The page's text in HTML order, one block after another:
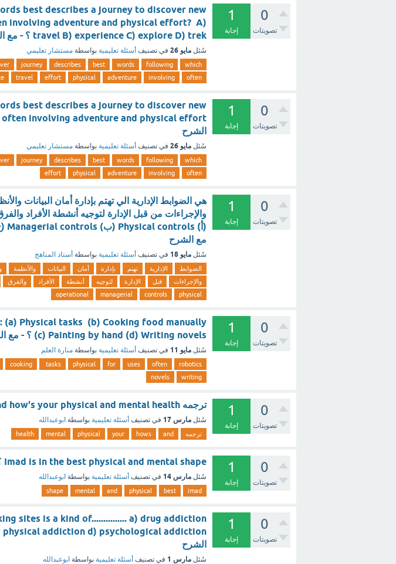
0
تصويتات
1
إجابة
best describes a journey to discover new
involving adventure and physical effort? A)
travel B) experience C) explore D) trek ؟ - مع الشرح
سُئل مايو 26 في تصنيف أسئلة تعليمية بواسطة مستشار تعليمي
which
following
words
best
describes
journey
often
involving
adventure
physical
effort
travel
0
تصويتات
1
إجابة
best describes a journey to discover new
الشرح
سُئل مايو 26 في تصنيف أسئلة تعليمية بواسطة مستشار تعليمي
which
following
words
best
describes
journey
often
involving
adventure
physical
effort
0
تصويتات
1
إجابة
هي الضوابط الإدارية الي تهتم بإدارة أمان البيانات
والإجراءات من قبل الإدارة لتوجيه أنشطة الأفراد
مع الشرح
سُئل مايو 18 في تصنيف أسئلة تعليمية بواسطة أستاذ المناهج
الضوابط الإدارية تهتم بإدارة أمان البيانات والأنظمة
والإجراءات
قبل الإدارة لتوجيه أنشطة الأفراد والفرق
physical
controls
managerial
operational
0
تصويتات
1
إجابة
Physical tasks (b) Cooking food manually
(c) Painting by hand (d) Writing novels ؟ - مع الشرح
سُئل مايو 11 في تصنيف أسئلة تعليمية بواسطة منارة العلم
robotics
often
uses
for
physical
tasks
cooking
writing
novels
0
تصويتات
1
إجابة
ترجمه and how's your physical and mental health ؟ - مع الشرح
سُئل مارس 17 في تصنيف أسئلة تعليمية بواسطة ابوعبدالله
ترجمه and
hows
your
physical
mental
health
0
تصويتات
1
إجابة
Imad is in the best physical and mental shape ؟ - مع الشرح
سُئل مارس 14 في تصنيف أسئلة تعليمية بواسطة ابوعبدالله
imad
best
physical
and
mental
shape
0
تصويتات
1
إجابة
sites is a kind of............... a) drug addiction
الشرح
سُئل مارس 1 في تصنيف أسئلة تعليمية بواسطة ابوعبدالله